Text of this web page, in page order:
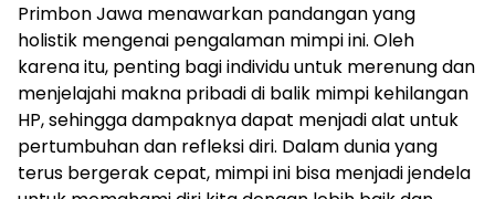
Primbon Jawa menawarkan pandangan yang
holistik mengenai pengalaman mimpi ini. Oleh
karena itu, penting bagi individu untuk merenung dan
menjelajahi makna pribadi di balik mimpi kehilangan
HP, sehingga dampaknya dapat menjadi alat untuk
pertumbuhan dan refleksi diri. Dalam dunia yang
terus bergerak cepat, mimpi ini bisa menjadi jendela